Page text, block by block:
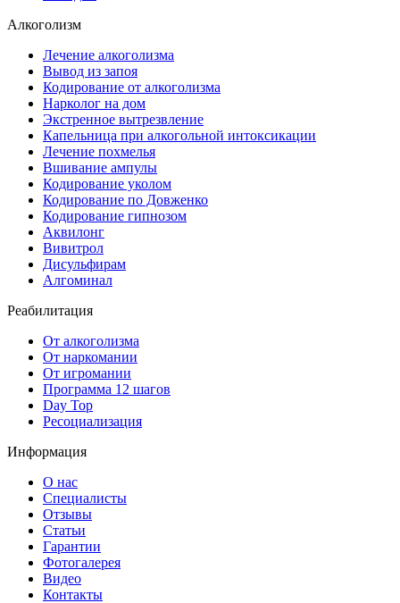
Алкоголизм
Лечение алкоголизма
Вывод из запоя
Кодирование от алкоголизма
Нарколог на дом
Экстренное вытрезвление
Капельница при алкогольной интоксикации
Лечение похмелья
Вшивание ампулы
Кодирование уколом
Кодирование по Довженко
Кодирование гипнозом
Аквилонг
Вивитрол
Дисульфирам
Алгоминал
Реабилитация
От алкоголизма
От наркомании
От игромании
Программа 12 шагов
Day Top
Ресоциализация
Информация
О нас
Специалисты
Отзывы
Статьи
Гарантии
Фотогалерея
Видео
Контакты